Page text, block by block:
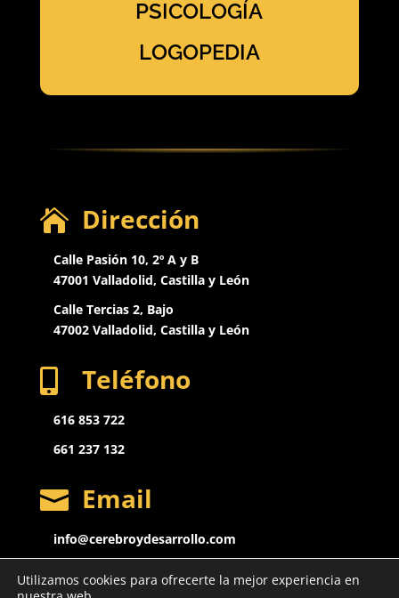
PSICOLOGÍA
LOGOPEDIA
 Dirección
Calle Pasión 10, 2º A y B
47001 Valladolid, Castilla y León
Calle Tercias 2, Bajo
47002 Valladolid, Castilla y León
 Teléfono
616 853 722
661 237 132
 Email
info@cerebroydesarrollo.com
Utilizamos cookies para ofrecerte la mejor experiencia en